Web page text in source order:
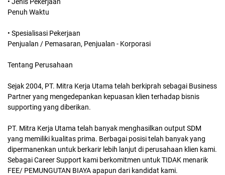
Penuh Waktu
• Spesialisasi Pekerjaan
Penjualan / Pemasaran, Penjualan - Korporasi
Tentang Perusahaan
Sejak 2004, PT. Mitra Kerja Utama telah berkiprah sebagai Business
Partner yang mengedepankan kepuasan klien terhadap bisnis
supporting yang diberikan.
PT. Mitra Kerja Utama telah banyak menghasilkan output SDM
yang memiliki kualitas prima. Berbagai posisi telah banyak yang
dipermanenkan untuk berkarir lebih lanjut di perusahaan klien kami.
Sebagai Career Support kami berkomitmen untuk TIDAK menarik
FEE/ PEMUNGUTAN BIAYA apapun dari kandidat kami.